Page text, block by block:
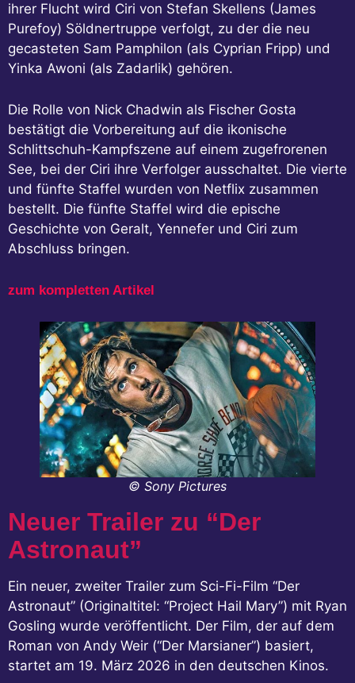
ihrer Flucht wird Ciri von Stefan Skellens (James
Purefoy) Söldnertruppe verfolgt, zu der die neu
gecasteten Sam Pamphilon (als Cyprian Fripp) und
Yinka Awoni (als Zadarlik) gehören.
Die Rolle von Nick Chadwin als Fischer Gosta
bestätigt die Vorbereitung auf die ikonische
Schlittschuh-Kampfszene auf einem zugefrorenen
See, bei der Ciri ihre Verfolger ausschaltet. Die vierte
und fünfte Staffel wurden von Netflix zusammen
bestellt. Die fünfte Staffel wird die epische
Geschichte von Geralt, Yennefer und Ciri zum
Abschluss bringen.
zum kompletten Artikel
© Sony Pictures
Neuer Trailer zu “Der
Astronaut”
Ein neuer, zweiter Trailer zum Sci-Fi-Film “Der
Astronaut” (Originaltitel: “Project Hail Mary”) mit Ryan
Gosling wurde veröffentlicht. Der Film, der auf dem
Roman von Andy Weir (“Der Marsianer”) basiert,
startet am 19. März 2026 in den deutschen Kinos.